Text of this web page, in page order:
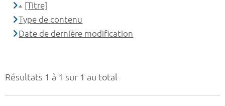
Résultats 1 à 1 sur 1 au total
[Titre]
Type de contenu
Date de dernière modification